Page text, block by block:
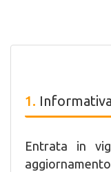
Entrata in